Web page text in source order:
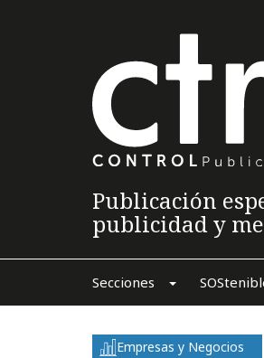
Publicación
publicidad y
Secciones
Empresas y Negocios